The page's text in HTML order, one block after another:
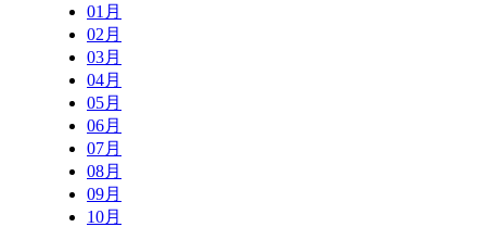
01月
02月
03月
04月
05月
06月
07月
08月
09月
10月